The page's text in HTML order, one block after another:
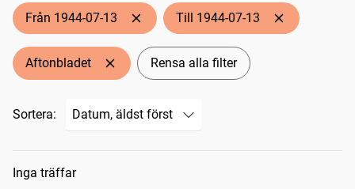
Från 1944-07-13 Till 1944-07-13
Aftonbladet Rensa alla filter
Sortera:
Sökresultat
Inga träffar